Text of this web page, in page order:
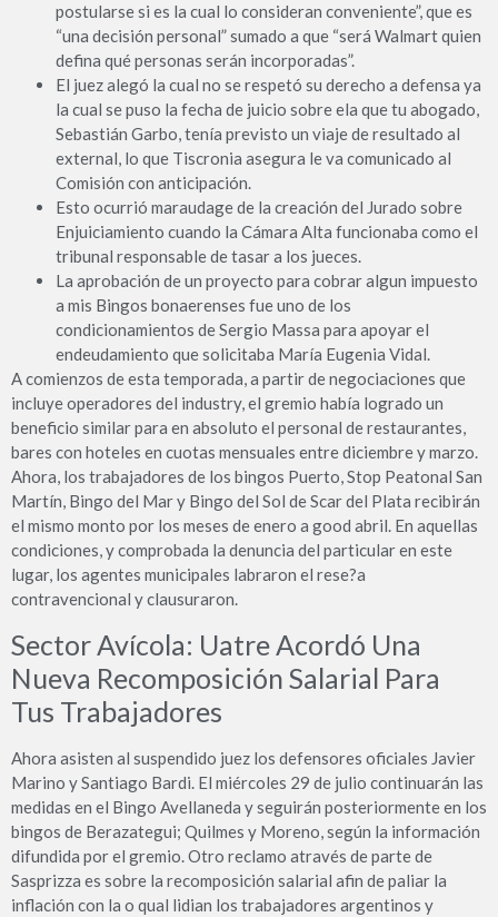
postularse si es la cual lo consideran conveniente”, que es
“una decisión personal” sumado a que “será Walmart quien
defina qué personas serán incorporadas”.
El juez alegó la cual no se respetó su derecho a defensa ya
la cual se puso la fecha de juicio sobre ela que tu abogado,
Sebastián Garbo, tenía previsto un viaje de resultado al
external, lo que Tiscronia asegura le va comunicado al
Comisión con anticipación.
Esto ocurrió maraudage de la creación del Jurado sobre
Enjuiciamiento cuando la Cámara Alta funcionaba como el
tribunal responsable de tasar a los jueces.
La aprobación de un proyecto para cobrar algun impuesto
a mis Bingos bonaerenses fue uno de los
condicionamientos de Sergio Massa para apoyar el
endeudamiento que solicitaba María Eugenia Vidal.
A comienzos de esta temporada, a partir de negociaciones que
incluye operadores del industry, el gremio había logrado un
beneficio similar para en absoluto el personal de restaurantes,
bares con hoteles en cuotas mensuales entre diciembre y marzo.
Ahora, los trabajadores de los bingos Puerto, Stop Peatonal San
Martín, Bingo del Mar y Bingo del Sol de Scar del Plata recibirán
el mismo monto por los meses de enero a good abril. En aquellas
condiciones, y comprobada la denuncia del particular en este
lugar, los agentes municipales labraron el rese?a
contravencional y clausuraron.
Sector Avícola: Uatre Acordó Una
Nueva Recomposición Salarial Para
Tus Trabajadores
Ahora asisten al suspendido juez los defensores oficiales Javier
Marino y Santiago Bardi. El miércoles 29 de julio continuarán las
medidas en el Bingo Avellaneda y seguirán posteriormente en los
bingos de Berazategui; Quilmes y Moreno, según la información
difundida por el gremio. Otro reclamo através de parte de
Sasprizza es sobre la recomposición salarial afin de paliar la
inflación con la o qual lidian los trabajadores argentinos y